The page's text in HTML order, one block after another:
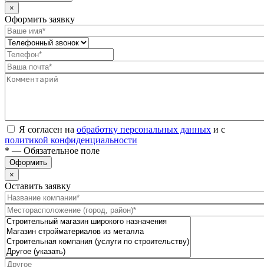
×
Оформить заявку
Я согласен на обработку персональных данных и с
политикой конфиденциальности
* — Обязательное поле
Оформить
×
Оставить заявку